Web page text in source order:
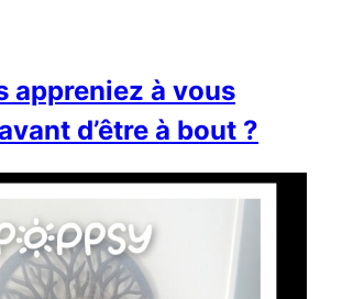
appreniez à vous
d’être à bout ?